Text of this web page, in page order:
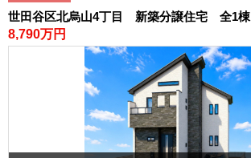
世田谷区北烏山4丁目 新築分譲住宅 全1棟
8,790万円